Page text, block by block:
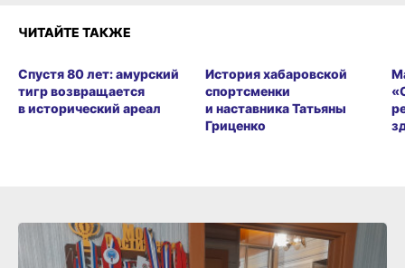
ЧИТАЙТЕ ТАКЖЕ
Спустя 80 лет: амурский
тигр возвращается
в исторический ареал
История хабаровской
спортсменки
и наставника Татьяны
Гриценко